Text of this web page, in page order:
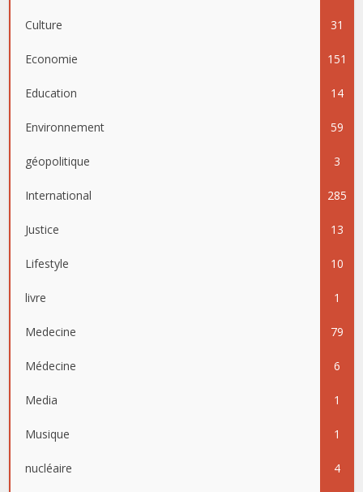
Culture 31
Economie 151
Education 14
Environnement 59
géopolitique 3
International 285
Justice 13
Lifestyle 10
livre 1
Medecine 79
Médecine 6
Media 1
Musique 1
nucléaire 4